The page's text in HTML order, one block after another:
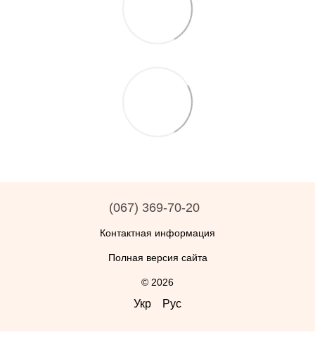
(067) 369-70-20
Контактная информация
Полная версия сайта
© 2026
Укр Рус